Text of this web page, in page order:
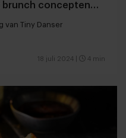
brunch concepten
van Tiny Danser
18 juli 2024 4 min